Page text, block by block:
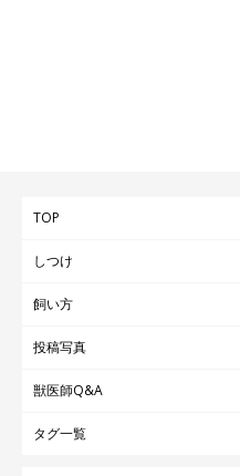
TOP
しつけ
飼い方
投稿写真
獣医師Q&A
タグ一覧